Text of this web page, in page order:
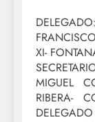
DELEGADO:
XI-
MIGUEL
RIBERA-